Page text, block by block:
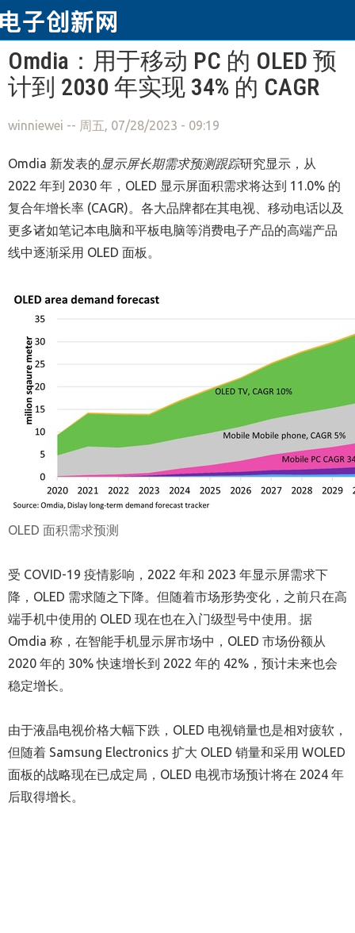
跳转到主要内容
Omdia：用于移动 PC 的 OLED 预
计到 2030 年实现 34% 的 CAGR
winniewei -- 周五, 07/28/2023 - 09:19
Omdia 新发表的 显示屏长期需求预测跟踪研究显示，从
2022 年到 2030 年，OLED 显示屏面积需求将达到 11.0% 的
复合年增长率 (CAGR)。各大品牌都在其电视、移动电话以及
更多诸如笔记本电脑和平板电脑等消费电子产品的高端产品
线中逐渐采用 OLED 面板。
OLED 面积需求预测
受 COVID-19 疫情影响，2022 年和 2023 年显示屏需求下
降，OLED 需求随之下降。但随着市场形势变化，之前只在高
端手机中使用的 OLED 现在也在入门级型号中使用。据
Omdia 称，在智能手机显示屏市场中，OLED 市场份额从
2020 年的 30% 快速增长到 2022 年的 42%，预计未来也会
稳定增长。
由于液晶电视价格大幅下跌，OLED 电视销量也是相对疲软，
但随着 Samsung Electronics 扩大 OLED 销量和采用 WOLED
面板的战略现在已成定局，OLED 电视市场预计将在 2024 年
后取得增长。